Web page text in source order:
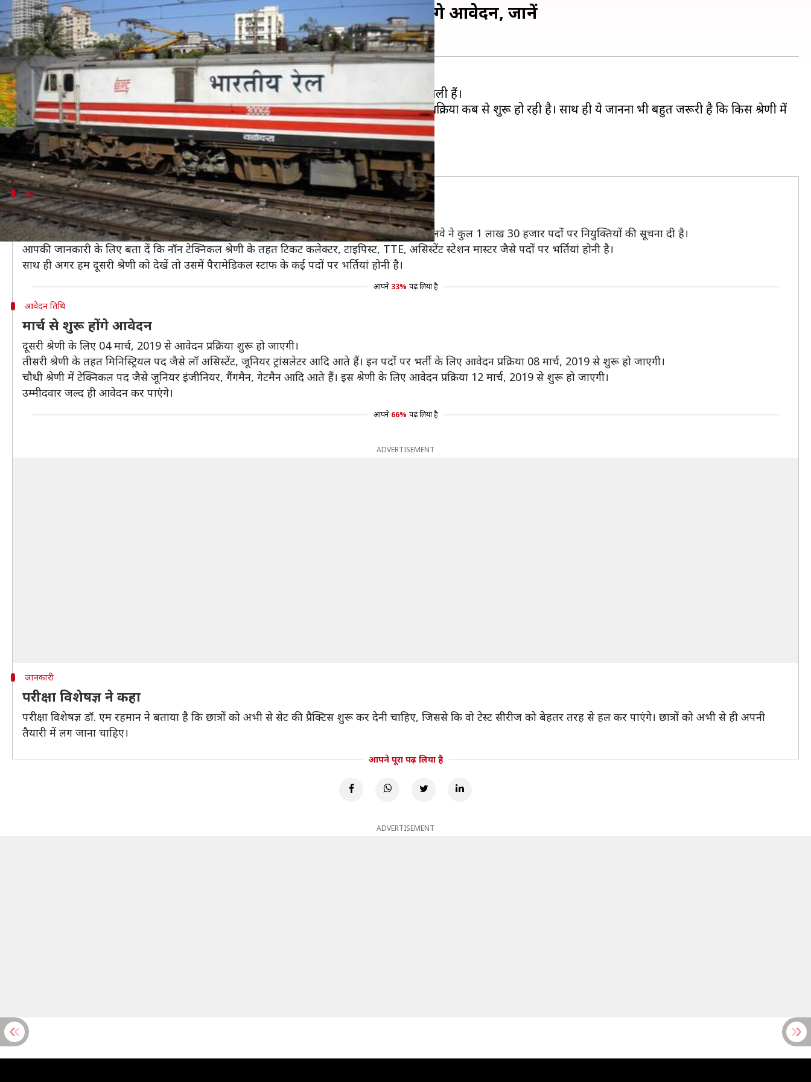
RRB भर्ती 2019: 1 लाख 30 हजार भर्तियों के लिए कब से शुरू होंगे आवेदन, जानें
लेखन मोना दीक्षित Feb 14, 2019 07:25 pm
क्या है खबर?
रेलवे इस साल फिर से बंपर भर्ती करने जा रहा है। रेलवे ने चार श्रेणियों में विभिन्न पदों पर भर्तियां निकाली हैं।
अगर आप भी रेलवे भर्ती देख रहे हैं तो आपके लिए ये जानना जरूरी है कि इस भर्ती के लिए आवेदन प्रक्रिया कब से शुरू हो रही है। साथ ही ये जानना भी बहुत जरूरी है कि किस श्रेणी में
कितने पद निकले हैं।
इस भर्ती के लिए संभावित शेड्यूल जारी कर दिया गया है।
पद
नॉन टेक्निकल श्रेणी में इन पदों पर होगी भर्तियां
नॉन टेक्निकल, पैरामेडिकल स्टाफ, मिनिस्ट्रियल और टेक्निकल पदों के लिए जल्द ही आवेदन भरे जाएंगे। रेलवे ने कुल 1 लाख 30 हजार पदों पर नियुक्तियों की सूचना दी है।
आपकी जानकारी के लिए बता दें कि नॉन टेक्निकल श्रेणी के तहत टिकट कलेक्टर, टाइपिस्ट, TTE, असिस्टेंट स्टेशन मास्टर जैसे पदों पर भर्तियां होनी है।
साथ ही अगर हम दूसरी श्रेणी को देखें तो उसमें पैरामेडिकल स्टाफ के कई पदों पर भर्तियां होनी है।
आपने 33% पढ़ लिया है
आवेदन तिथि
मार्च से शुरू होंगे आवेदन
दूसरी श्रेणी के लिए 04 मार्च, 2019 से आवेदन प्रक्रिया शुरू हो जाएगी।
तीसरी श्रेणी के तहत मिनिस्ट्रियल पद जैसे लॉ असिस्टेंट, जूनियर ट्रांसलेटर आदि आते हैं। इन पदों पर भर्ती के लिए आवेदन प्रक्रिया 08 मार्च, 2019 से शुरू हो जाएगी।
चौथी श्रेणी में टेक्निकल पद जैसे जूनियर इंजीनियर, गैंगमैन, गेटमैन आदि आते हैं। इस श्रेणी के लिए आवेदन प्रक्रिया 12 मार्च, 2019 से शुरू हो जाएगी।
उम्मीदवार जल्द ही आवेदन कर पाएंगे।
आपने 66% पढ़ लिया है
ADVERTISEMENT
जानकारी
परीक्षा विशेषज्ञ ने कहा
परीक्षा विशेषज्ञ डॉ. एम रहमान ने बताया है कि छात्रों को अभी से सेट की प्रैक्टिस शुरू कर देनी चाहिए, जिससे कि वो टेस्ट सीरीज को बेहतर तरह से हल कर पाएंगे। छात्रों को अभी से ही अपनी
तैयारी में लग जाना चाहिए।
आपने पूरा पढ़ लिया है
ADVERTISEMENT